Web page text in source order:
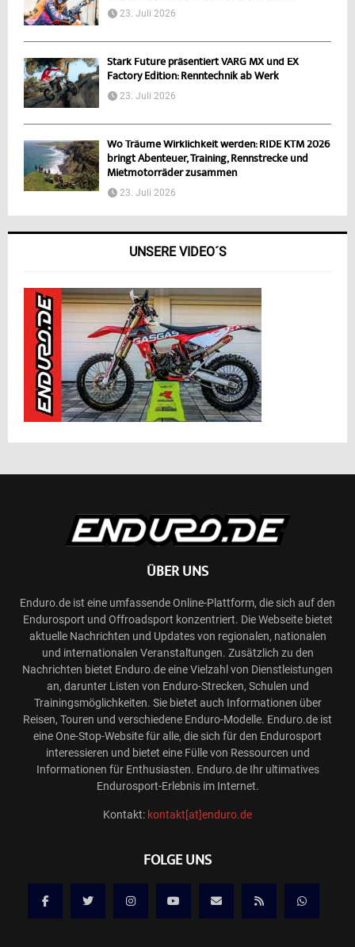
23. Juli 2026
Stark Future präsentiert VARG MX und EX
Factory Edition: Renntechnik ab Werk
23. Juli 2026
Wo Träume Wirklichkeit werden: RIDE KTM 2026
bringt Abenteuer, Training, Rennstrecke und
Mietmotorräder zusammen
23. Juli 2026
UNSERE VIDEO´S
ÜBER UNS
Enduro.de ist eine umfassende Online-Plattform, die sich auf den
Endurosport und Offroadsport konzentriert. Die Webseite bietet
aktuelle Nachrichten und Updates von regionalen, nationalen
und internationalen Veranstaltungen. Zusätzlich zu den
Nachrichten bietet Enduro.de eine Vielzahl von Dienstleistungen
an, darunter Listen von Enduro-Strecken, Schulen und
Trainingsmöglichkeiten. Sie bietet auch Informationen über
Reisen, Touren und verschiedene Enduro-Modelle. Enduro.de ist
eine One-Stop-Website für alle, die sich für den Endurosport
interessieren und bietet eine Fülle von Ressourcen und
Informationen für Enthusiasten. Enduro.de Ihr ultimatives
Endurosport-Erlebnis im Internet.
Kontakt: kontakt[at]enduro.de
FOLGE UNS